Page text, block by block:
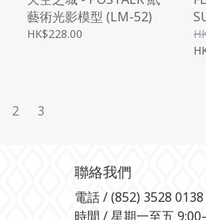
藝術光影模型 (LM-52)
HK$228.00
-
2 3
聯絡我們
電話 / (852) 3528 0138
時間 / 星期一至五